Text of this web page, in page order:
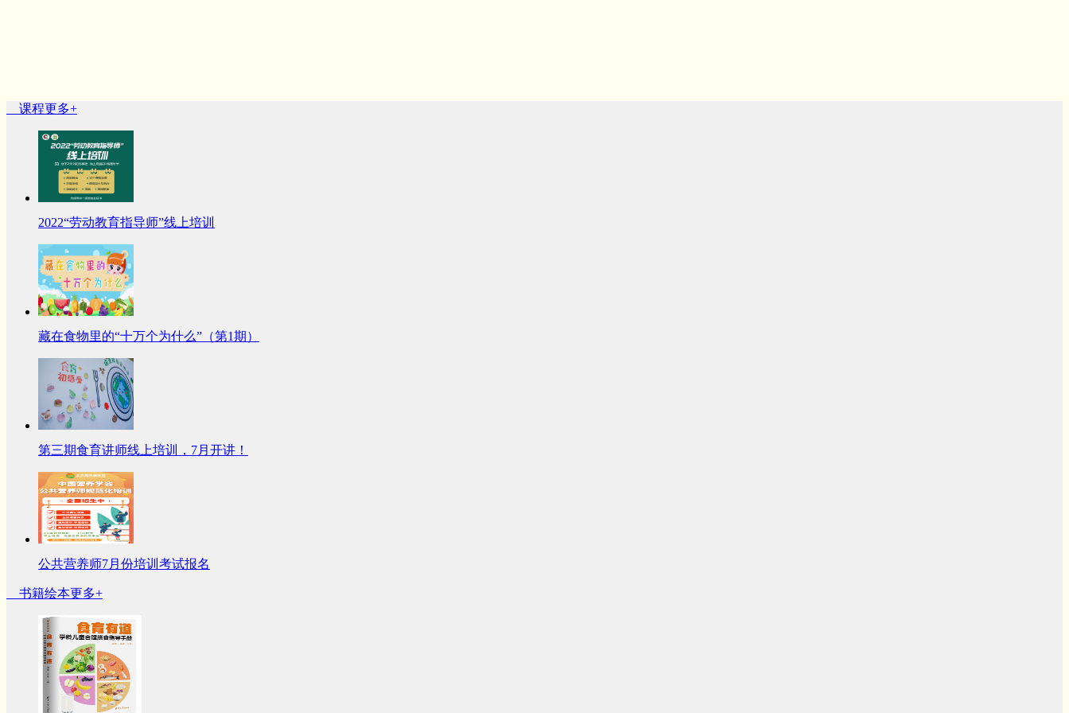
课程更多+
2022“劳动教育指导师”线上培训
藏在食物里的“十万个为什么”（第1期）
第三期食育讲师线上培训，7月开讲！
公共营养师7月份培训考试报名
书籍绘本更多+